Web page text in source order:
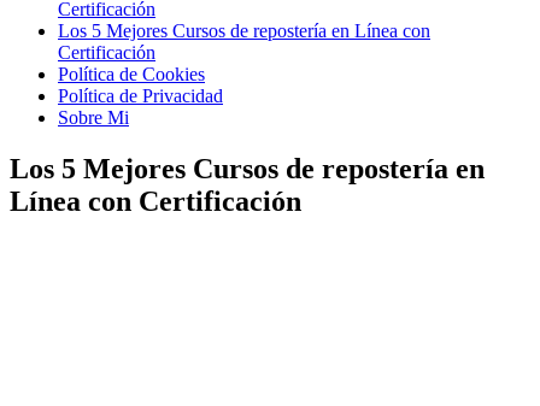
Certificación
Los 5 Mejores Cursos de repostería en Línea con
Certificación
Política de Cookies
Política de Privacidad
Sobre Mi
Los 5 Mejores Cursos de repostería en
Línea con Certificación